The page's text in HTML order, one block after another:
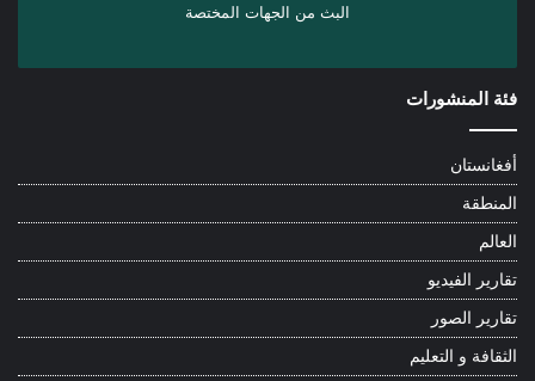
البث من الجهات المختصة
فئة المنشورات
أفغانستان
المنطقة
العالم
تقارير الفيديو
تقارير الصور
الثقافة و التعليم